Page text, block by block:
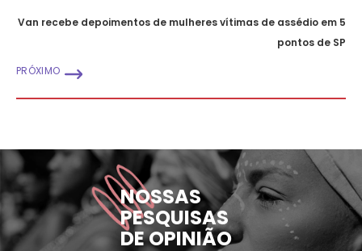
Van recebe depoimentos de mulheres vítimas de assédio em 5
pontos de SP
PRÓXIMO
NOSSAS
PESQUISAS
DE OPINIÃO